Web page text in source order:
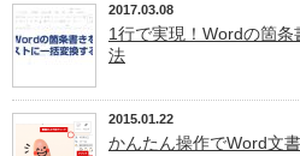
2017.03.08
1行で実現！Wordの箇
法
2015.01.22
かんたん操作でWord文